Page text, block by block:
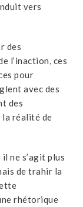
vers
des
l’inaction, ces
pour
avec des
des
réalité de
ne s’agit plus
de trahir la
rhétorique